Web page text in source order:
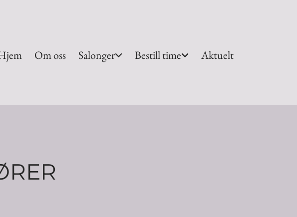
Om oss Salonger Bestill time Aktuelt